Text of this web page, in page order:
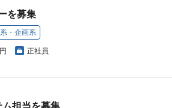
を募集
・企画系
正社員
担当を募集